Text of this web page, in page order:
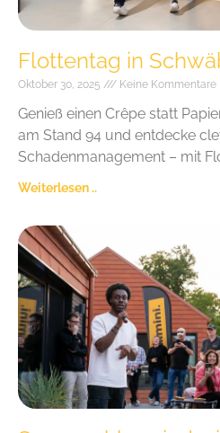
Flottentag in
Oktober 30, 2025 Keine Kommentare
Genieß einen Crêpe statt
am Stand 94 und entdecke
Schadenmanagement – mit
Weiterlesen ..